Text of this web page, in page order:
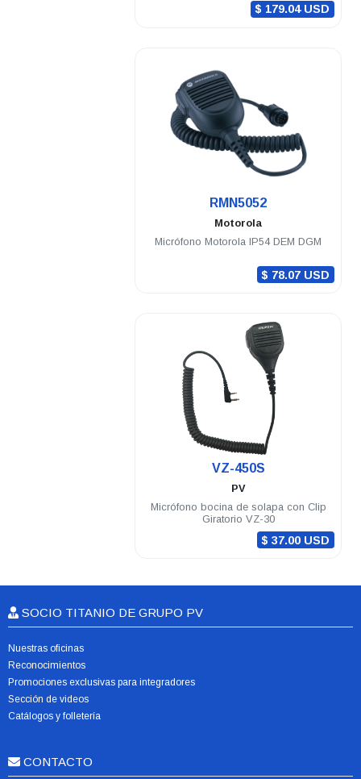
$ 179.04 USD
RMN5052
Motorola
Micrófono Motorola IP54 DEM DGM
$ 78.07 USD
VZ-450S
PV
Micrófono bocina de solapa con Clip
Giratorio VZ-30
$ 37.00 USD
SOCIO TITANIO DE GRUPO PV
Nuestras oficinas
Reconocimientos
Promociones exclusivas para integradores
Sección de videos
Catálogos y folletería
CONTACTO